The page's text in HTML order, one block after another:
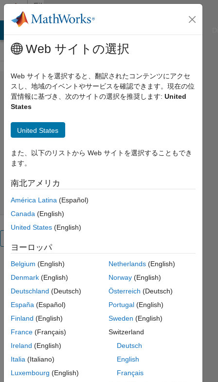
コンテンツへスキップ
File
Exchange
chi2test
The chi-squared test.
Peder Axensten
バージョン 1.0.0.0
5.00/5(1) 2007/8/30
Usage: [p,
Q]=
The chi-
squared
Given a
number of
this
Web サイトの選択
Web サイトを選択すると、翻訳されたコンテンツにアクセ
スし、地域のイベントやサービスを確認できます。現在の位
置情報に基づき、次のサイトの選択を推奨します: United
States
United States
また、以下のリストから Web サイトを選択することもでき
ます。
南北アメリカ
América Latina (Español)
Canada (English)
United States (English)
ヨーロッパ
Belgium (English)
Denmark (English)
Deutschland (Deutsch)
España (Español)
Finland (English)
France (Français)
Ireland (English)
Italia (Italiano)
Luxembourg (English)
Netherlands(English)
Norway(English)
Österreich (Deutsch)
Portugal(English)
Sweden (English)
Switzerland
Deutsch
English
Français